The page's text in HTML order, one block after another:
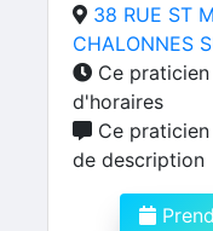
38 RUE ST
CHALONNES
Ce
d'horaires
Ce
de description